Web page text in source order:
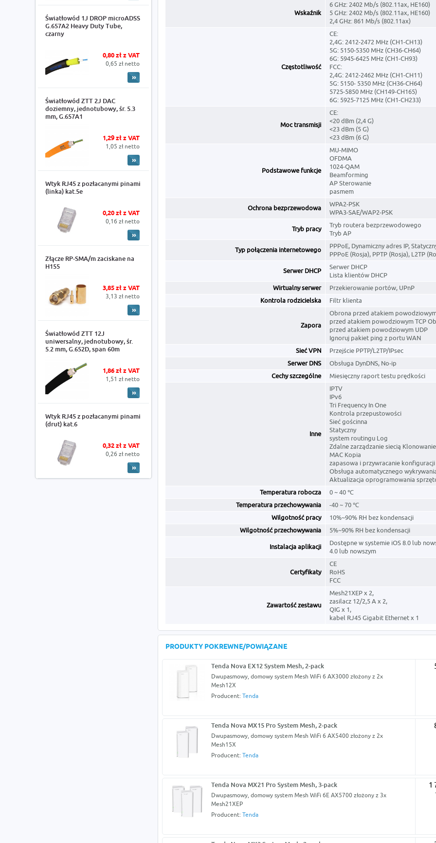
Światłowód 1J DROP microADSS
G.657A2 Heavy Duty Tube,
czarny
0,80 zł z VAT
0,65 zł netto
Światłowód ZTT 2J DAC
doziemny, jednotubowy, śr. 5.3
mm, G.657A1
1,29 zł z VAT
1,05 zł netto
Wtyk RJ45 z pozłacanymi pinami
(linka) kat.5e
0,20 zł z VAT
0,16 zł netto
Złącze RP-SMA/m zaciskane na
H155
3,85 zł z VAT
3,13 zł netto
Światłowód ZTT 12J
uniwersalny, jednotubowy, śr.
5.2 mm, G.652D, span 60m
1,86 zł z VAT
1,51 zł netto
Wtyk RJ45 z pozłacanymi pinami
(drut) kat.6
0,32 zł z VAT
0,26 zł netto
Wskaźnik
6 GHz: 2402 Mb/s (802.11ax, HE160)
5 GHz: 2402 Mb/s (802.11ax, HE160)
2,4 GHz: 861 Mb/s (802.11ax)
Częstotliwość
CE:
2,4G: 2412-2472 MHz (CH1-CH13)
5G: 5150-5350 MHz (CH36-CH64)
6G: 5945-6425 MHz (CH1-CH93)
FCC:
2,4G: 2412-2462 MHz (CH1-CH11)
5G: 5150- 5350 MHz (CH36-CH64)
5725-5850 MHz (CH149-CH165)
6G: 5925-7125 MHz (CH1-CH233)
Moc transmisji
CE:
<20 dBm (2,4 G)
<23 dBm (5 G)
<23 dBm (6 G)
Podstawowe funkcje
MU-MIMO
OFDMA
1024-QAM
Beamforming
AP Sterowanie
pasmem
Ochrona bezprzewodowa
WPA2-PSK
WPA3-SAE/WAP2-PSK
Tryb pracy
Tryb routera bezprzewodowego
Tryb AP
Typ połączenia internetowego
PPPoE, Dynamiczny adres IP,
PPPoE (Rosja), PPTP (Rosja), L2TP
Serwer DHCP
Serwer DHCP
Lista klientów DHCP
Wirtualny serwer
Przekierowanie portów, UPnP
Kontrola rodzicielska
Filtr klienta
Zapora
Obrona przed atakiem
przed atakiem powodziowym TCP
przed atakiem powodziowym UDP
Ignoruj ​​pakiet ping z portu WAN
Sieć VPN
Przejście PPTP/L2TP/IPsec
Serwer DNS
Obsługa DynDNS, No-ip
Cechy szczególne
Miesięczny raport testu prędkości
Inne
IPTV
IPv6
Tri Frequency In One
Kontrola przepustowości
Sieć gościnna
Statyczny
system routingu Log
Zdalne zarządzanie siecią Klonowanie
MAC Kopia
zapasowa i przywracanie konfiguracji
Obsługa automatycznego
Aktualizacja oprogramowania
Temperatura robocza
0 ~ 40 ℃
Temperatura przechowywania
-40 ~ 70 ℃
Wilgotność pracy
10%~90% RH bez kondensacji
Wilgotność przechowywania
5%~90% RH bez kondensacji
Instalacja aplikacji
Dostępne w systemie iOS 8.0 lub
4.0 lub nowszym
Certyfikaty
CE
RoHS
FCC
Zawartość zestawu
Mesh21XEP x 2,
zasilacz 12/2,5 A x 2,
QIG x 1,
kabel RJ45 Gigabit Ethernet x 1
PRODUKTY POKREWNE/POWIĄZANE
Tenda Nova EX12 System Mesh, 2-pack
Dwupasmowy, domowy system Mesh WiFi 6 AX3000 złożony z 2x
Mesh12X
Producent: Tenda
Tenda Nova MX15 Pro System Mesh, 2-pack
Dwupasmowy, domowy system Mesh WiFi 6 AX5400 złożony z 2x
Mesh15X
Producent: Tenda
Tenda Nova MX21 Pro System Mesh, 3-pack
Dwupasmowy, domowy system Mesh WiFi 6E AX5700 złożony z 3x
Mesh21XEP
Producent: Tenda
1